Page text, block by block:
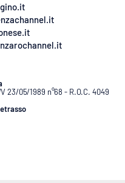
23/05/1989 n°68 - R.O.C. 4049